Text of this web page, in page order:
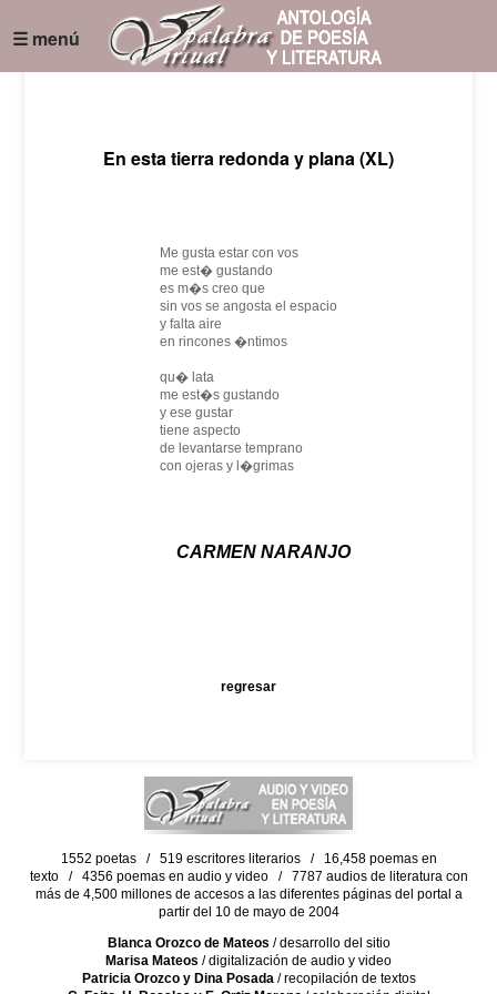
☰ menú
En esta tierra redonda y plana (XL)
Me gusta estar con vos
me est� gustando
es m�s creo que
sin vos se angosta el espacio
y falta aire
en rincones �ntimos
qu� lata
me est�s gustando
y ese gustar
tiene aspecto
de levantarse temprano
con ojeras y l�grimas
CARMEN NARANJO
regresar
1552 poetas / 519 escritores literarios / 16,458 poemas en
texto / 4356 poemas en audio y video / 7787 audios de literatura con
más de 4,500 millones de accesos a las diferentes páginas del portal a
partir del 10 de mayo de 2004
Blanca Orozco de Mateos / desarrollo del sitio
Marisa Mateos / digitalización de audio y video
Patricia Orozco y Dina Posada/ recopilación de textos